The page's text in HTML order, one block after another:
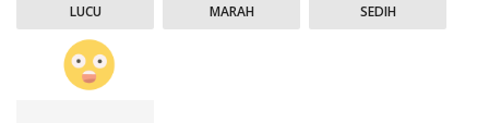
LUCU MARAH SEDIH